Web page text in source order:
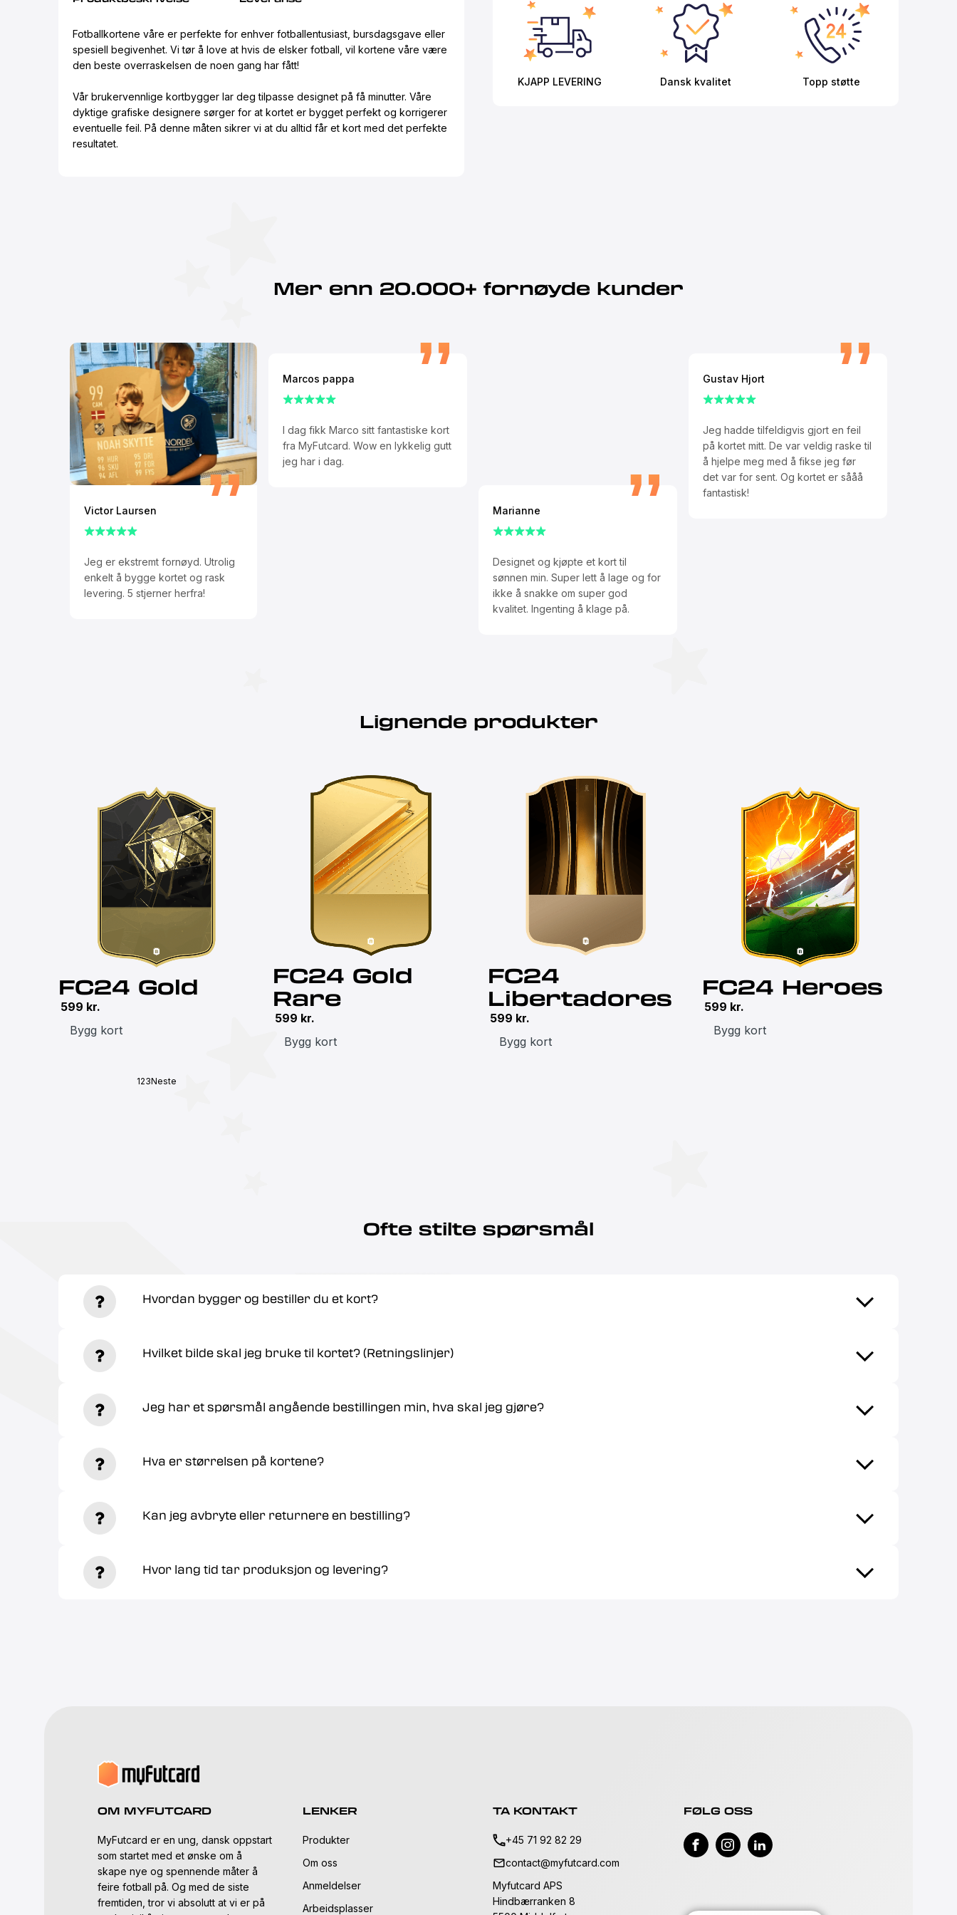
Fotballkortene våre er perfekte for enhver fotballentusiast, bursdagsgave eller
spesiell begivenhet. Vi tør å love at hvis de elsker fotball, vil kortene våre være
den beste overraskelsen de noen gang har fått!
Vår brukervennlige kortbygger lar deg tilpasse designet på få minutter. Våre
dyktige grafiske designere sørger for at kortet er bygget perfekt og korrigerer
eventuelle feil. På denne måten sikrer vi at du alltid får et kort med det perfekte
resultatet.
KJAPP LEVERING Dansk kvalitet Topp støtte
Mer enn 20.000+ fornøyde kunder
Victor Laursen
Jeg er ekstremt fornøyd. Utrolig
enkelt å bygge kortet og rask
levering. 5 stjerner herfra!
Marcos pappa
I dag fikk Marco sitt fantastiske kort
fra MyFutcard. Wow en lykkelig gutt
jeg har i dag.
Marianne
Designet og kjøpte et kort til
sønnen min. Super lett å lage og for
ikke å snakke om super god
kvalitet. Ingenting å klage på.
Gustav Hjort
Jeg hadde tilfeldigvis gjort en feil
på kortet mitt. De var veldig raske til
å hjelpe meg med å fikse jeg før
det var for sent. Og kortet er sååå
fantastisk!
Lignende produkter
FC24 Gold
599 kr.
Bygg kort
FC24 Gold
Rare
599 kr.
Bygg kort
FC24
Libertadores
599 kr.
Bygg kort
FC24 Heroes
599 kr.
Bygg kort
123Neste
Ofte stilte spørsmål
Hvordan bygger og bestiller du et kort?
Hvilket bilde skal jeg bruke til kortet? (Retningslinjer)
Jeg har et spørsmål angående bestillingen min, hva skal jeg gjøre?
Hva er størrelsen på kortene?
Kan jeg avbryte eller returnere en bestilling?
Hvor lang tid tar produksjon og levering?
OM MYFUTCARD
MyFutcard er en ung, dansk oppstart
som startet med et ønske om å
skape nye og spennende måter å
feire fotball på. Og med de siste
fremtiden, tror vi absolutt at vi er på
LENKER
Produkter
Om oss
Anmeldelser
Arbeidsplasser
TA KONTAKT
+45 71 92 82 29
contact@myfutcard.com
Myfutcard APS
Hindbærranken 8
FØLG OSS